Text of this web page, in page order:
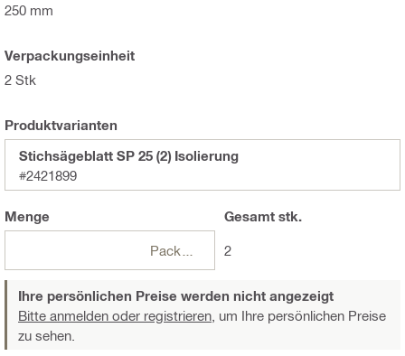
250 mm
Verpackungseinheit
2 Stk
Produktvarianten
Stichsägeblatt SP 25 (2) Isolierung
#2421899
Menge
Packungen
Gesamtstk.
2
Ihre persönlichen Preise werden nicht angezeigt
Bitte anmelden oder registrieren, um Ihre persönlichen Preise
zu sehen.